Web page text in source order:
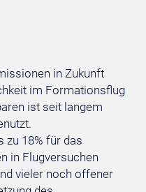
in Zukunft
im Formationsflug
ist seit langem
zu 18% für das
in Flugversuchen
vieler noch offener